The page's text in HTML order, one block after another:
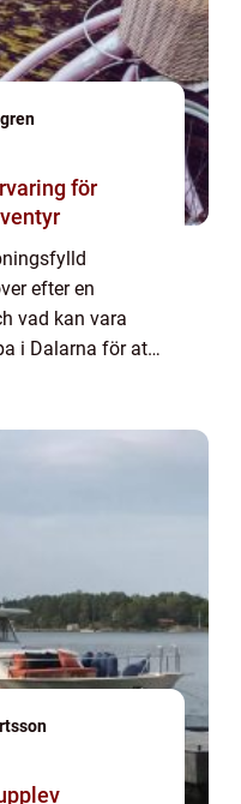
för
efter en
vad kan vara
i Dalarna för att